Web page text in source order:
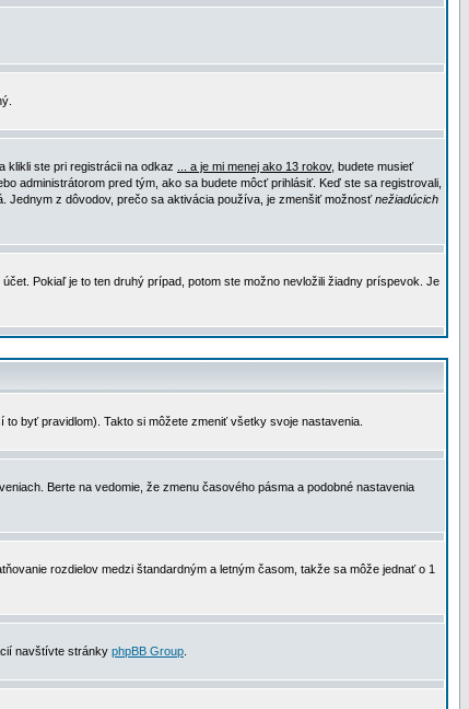
klikli ste pri registrácii na odkaz
... a je mi menej ako 13 rokov, budete musieť
administrátorom pred tým, ako sa budete môcť prihlásiť. Keď ste sa registrovali,
Jednym z dôvodov, prečo sa aktivácia používa, je zmenšiť možnosťnežiadúcich
Pokiaľ je to ten druhý prípad, potom ste možno nevložili žiadny príspevok. Je
byť pravidlom). Takto si môžete zmeniť všetky svoje nastavenia.
Berte na vedomie, že zmenu časového pásma a podobné nastavenia
rozdielov medzi štandardným a letným časom, takže sa môže jednať o 1
navštívte stránky phpBB Group